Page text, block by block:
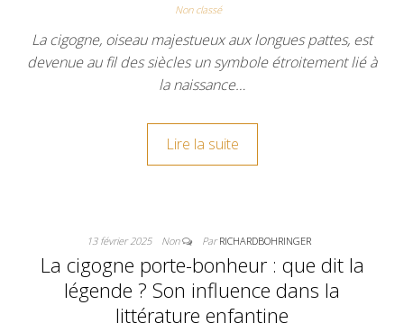
Non classé
La cigogne, oiseau majestueux aux longues pattes, est
devenue au fil des siècles un symbole étroitement lié à
la naissance…
Lire la suite
13 février 2025 Non ParRICHARDBOHRINGER
La cigogne porte-bonheur : que dit la
légende ? Son influence dans la
littérature enfantine